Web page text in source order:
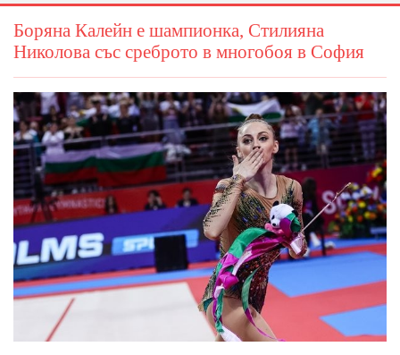
Боряна Калейн е шампионка, Стилияна
Николова със среброто в многобоя в София